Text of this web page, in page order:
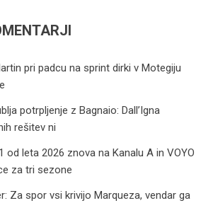
pri padcu na sprint dirki v Motegiju
potrpljenje z Bagnaio: Dall’Igna
rešitev ni
od leta 2026 znova na Kanalu A in VOYO
za tri sezone
Za spor vsi krivijo Marqueza, vendar ga